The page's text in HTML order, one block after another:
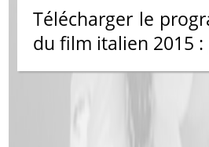
Télécharger le
du film italien 2015 :